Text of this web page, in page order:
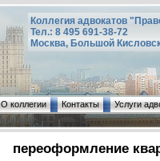
Коллегия адвокатов
Тел.: 8 495 691-38-72
Москва, Большой
О коллегии Контакты Услуги
переоформление